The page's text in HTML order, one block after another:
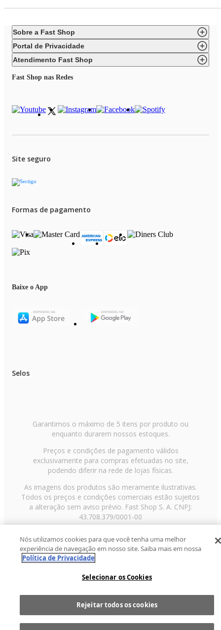
Sobre a Fast Shop
Portal de Privacidade
Atendimento Fast Shop
Fast Shop nas Redes
Site seguro
Formas de pagamento
Baixe o App
Selos
Garantimos o máximo de 5 itens por produto ou
enquanto durarem nossos estoques.
Preços e condições de pagamento válidos
exclusivamente para compras efetuadas no site,
podendo diferir na rede de lojas físicas.
As imagens dos produtos são meramente ilustrativas.
Todos os preços e condições comerciais estão sujeitos
a alteração sem aviso prévio. Fast Shop S. A. CNPJ:
43.708.379/0001-00
Paulo/SP, CEP 02029-001, Telefone: 11 3003-3728 ©
2013 Fast Shop - Todos os direitos reservadosRF
Nós utilizamos cookies para que você tenha uma melhor
experiência de navegação em nosso site. Saiba mais em nossa
Política de Privacidade
Selecionar os Cookies
Rejeitar todos os cookies